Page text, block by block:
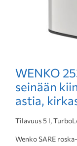
WENKO
seinään
astia,
Tilavuus 5 l,
Wenko SARE